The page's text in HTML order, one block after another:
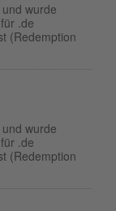
wurde
.de
(Redemption
wurde
.de
(Redemption